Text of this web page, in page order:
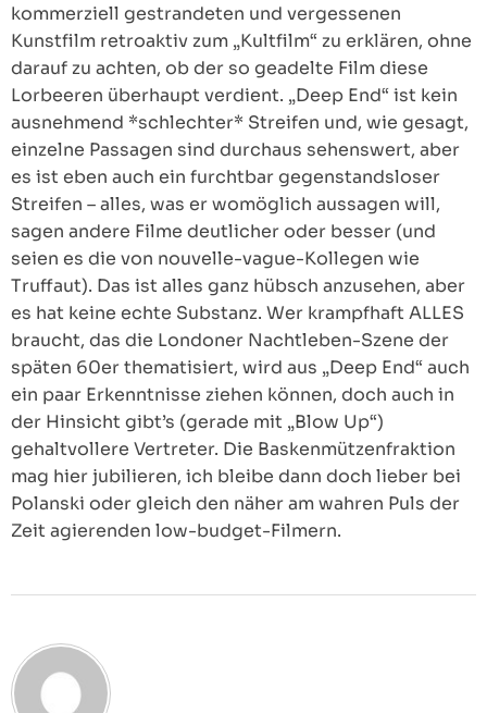
kommerziell gestrandeten und vergessenen
Kunstfilm retroaktiv zum „Kultfilm“ zu erklären, ohne
darauf zu achten, ob der so geadelte Film diese
Lorbeeren überhaupt verdient. „Deep End“ ist kein
ausnehmend *schlechter* Streifen und, wie gesagt,
einzelne Passagen sind durchaus sehenswert, aber
es ist eben auch ein furchtbar gegenstandsloser
Streifen – alles, was er womöglich aussagen will,
sagen andere Filme deutlicher oder besser (und
seien es die von nouvelle-vague-Kollegen wie
Truffaut). Das ist alles ganz hübsch anzusehen, aber
es hat keine echte Substanz. Wer krampfhaft ALLES
braucht, das die Londoner Nachtleben-Szene der
späten 60er thematisiert, wird aus „Deep End“ auch
ein paar Erkenntnisse ziehen können, doch auch in
der Hinsicht gibt’s (gerade mit „Blow Up“)
gehaltvollere Vertreter. Die Baskenmützenfraktion
mag hier jubilieren, ich bleibe dann doch lieber bei
Polanski oder gleich den näher am wahren Puls der
Zeit agierenden low-budget-Filmern.